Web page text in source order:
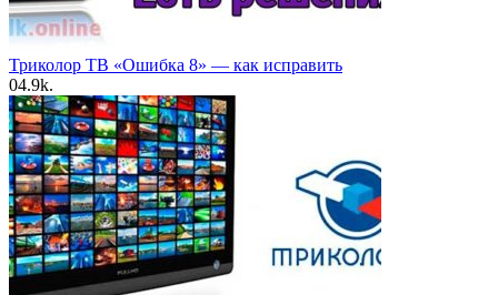
Триколор ТВ «Ошибка 8» — как исправить
04.9k.